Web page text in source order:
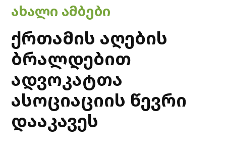
POSTED
IN
ᲐᲮᲐᲚᲘ ᲐᲛᲑᲔᲑᲘ
ქრთამის აღების
ბრალდებით
ადვოკატთა
ასოციაციის წევრი
დააკავეს